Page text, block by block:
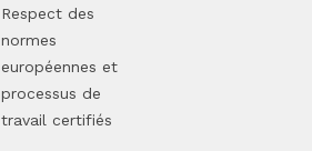
Respect des
normes
européennes et
processus de
travail certifiés